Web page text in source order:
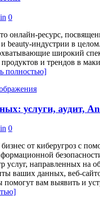
0
онлайн-ресурс,
и beauty-индустрии в
широкий
и трендов в
полностью]
услуги, аудит,
0
от киберугроз с
услуг, направленных на
ваших данных, веб-
вам выявить и